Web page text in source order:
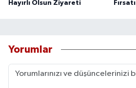
Hayırlı Olsun Ziyareti
Fırsatı
Yorumlar